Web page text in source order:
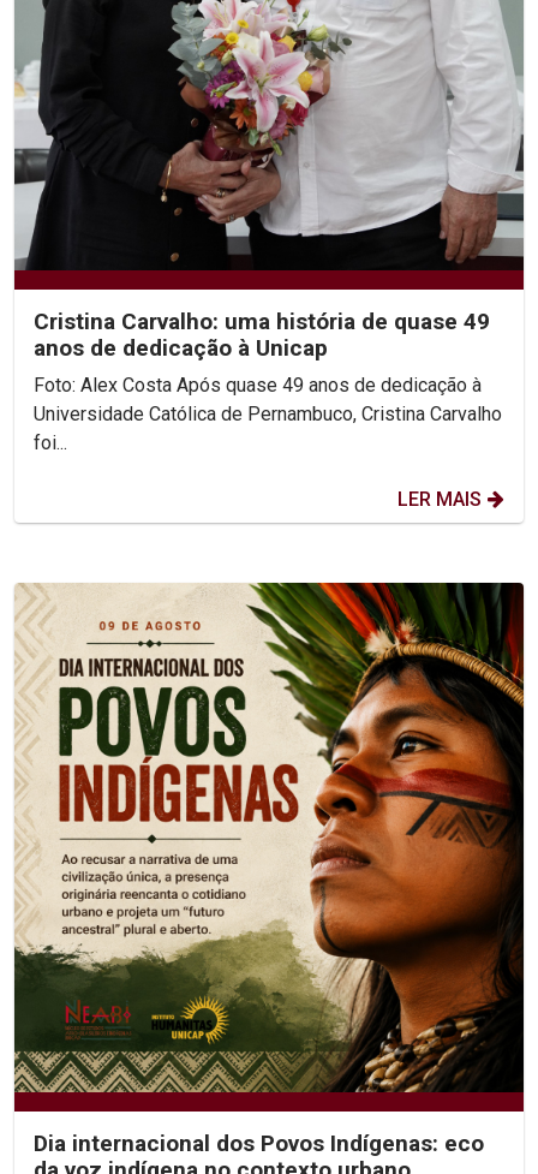
Cristina Carvalho: uma história de quase 49
anos de dedicação à Unicap
Foto: Alex Costa Após quase 49 anos de dedicação à
Universidade Católica de Pernambuco, Cristina Carvalho
foi...
LER MAIS
Dia internacional dos Povos Indígenas: eco